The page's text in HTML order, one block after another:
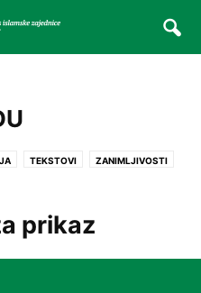
TEKSTOVI ZANIMLJIVOSTI
prikaz